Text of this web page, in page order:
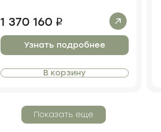
1 370 160 i
Узнать подробнее
В корзину
Показать еще